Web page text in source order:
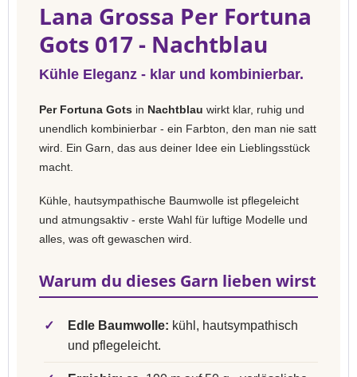
Lana Grossa Per Fortuna
Gots 017 - Nachtblau
Kühle Eleganz - klar und kombinierbar.
Per Fortuna Gots in Nachtblau wirkt klar, ruhig und
unendlich kombinierbar - ein Farbton, den man nie satt
wird. Ein Garn, das aus deiner Idee ein Lieblingsstück
macht.
Kühle, hautsympathische Baumwolle ist pflegeleicht
und atmungsaktiv - erste Wahl für luftige Modelle und
alles, was oft gewaschen wird.
Warum du dieses Garn lieben wirst
✓ Edle Baumwolle: kühl, hautsympathisch
und pflegeleicht.